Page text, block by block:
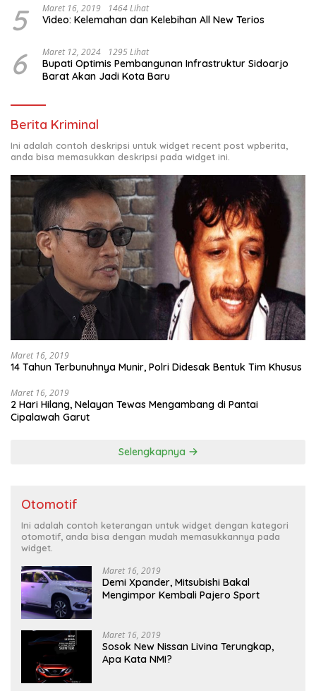
KELUAR KOTA
5 Maret 16, 2019 1464 Lihat
Video: Kelemahan dan Kelebihan All New Terios
6 Maret 12, 2024 1295 Lihat
Bupati Optimis Pembangunan Infrastruktur Sidoarjo
Barat Akan Jadi Kota Baru
Berita Kriminal
Ini adalah contoh deskripsi untuk widget recent post wpberita,
anda bisa memasukkan deskripsi pada widget ini.
Maret 16, 2019
14 Tahun Terbunuhnya Munir, Polri Didesak Bentuk Tim Khusus
Maret 16, 2019
2 Hari Hilang, Nelayan Tewas Mengambang di Pantai
Cipalawah Garut
Selengkapnya
Otomotif
Ini adalah contoh keterangan untuk widget dengan kategori
otomotif, anda bisa dengan mudah memasukkannya pada
widget.
Maret 16, 2019
Demi Xpander, Mitsubishi Bakal
Mengimpor Kembali Pajero Sport
Maret 16, 2019
Sosok New Nissan Livina Terungkap,
Apa Kata NMI?